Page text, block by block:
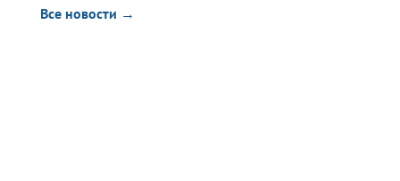
Все новости →